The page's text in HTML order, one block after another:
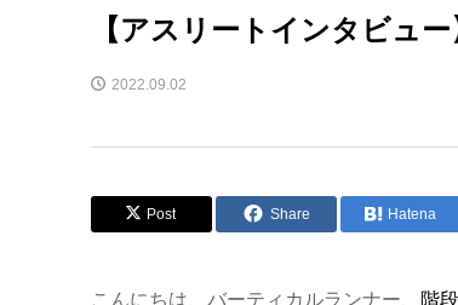
【アスリートインタビュ
2022.09.02
Post Share Hatena
こんにちは、バーティカルランナー、 階